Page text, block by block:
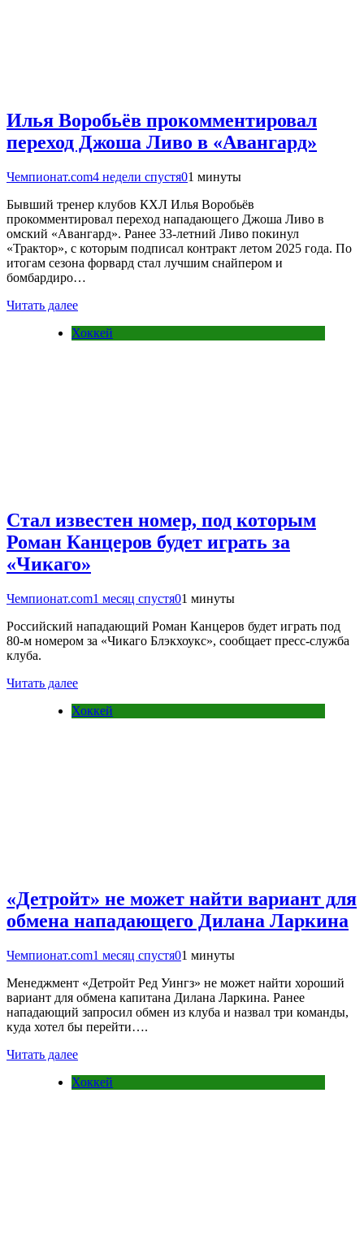
Илья Воробьёв прокомментировал
переход Джоша Ливо в «Авангард»
Чемпионат.com4 недели спустя01 минуты
Бывший тренер клубов КХЛ Илья Воробьёв
прокомментировал переход нападающего Джоша Ливо в
омский «Авангард». Ранее 33-летний Ливо покинул
«Трактор», с которым подписал контракт летом 2025 года. По
итогам сезона форвард стал лучшим снайпером и
бомбардиро…
Читать далее
Хоккей
Стал известен номер, под которым
Роман Канцеров будет играть за
«Чикаго»
Чемпионат.com1 месяц спустя01 минуты
Российский нападающий Роман Канцеров будет играть под
80-м номером за «Чикаго Блэкхоукс», сообщает пресс-служба
клуба.
Читать далее
Хоккей
«Детройт» не может найти вариант для
обмена нападающего Дилана Ларкина
Чемпионат.com1 месяц спустя01 минуты
Менеджмент «Детройт Ред Уингз» не может найти хороший
вариант для обмена капитана Дилана Ларкина. Ранее
нападающий запросил обмен из клуба и назвал три команды,
куда хотел бы перейти….
Читать далее
Хоккей